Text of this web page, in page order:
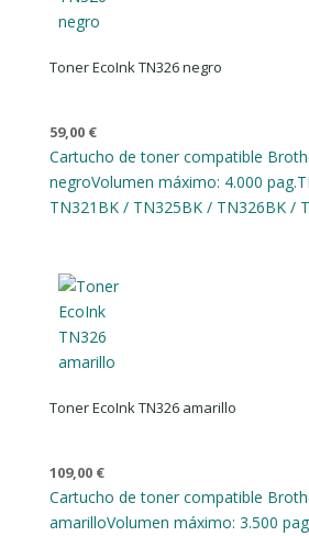
Toner EcoInk TN326 negro
59,00 €
Cartucho de toner compatible
negroVolumen máximo: 4.000 pag.
TN321BK / TN325BK / TN326BK /
Toner EcoInk TN326 amarillo
109,00 €
Cartucho de toner compatible
amarilloVolumen máximo: 3.500